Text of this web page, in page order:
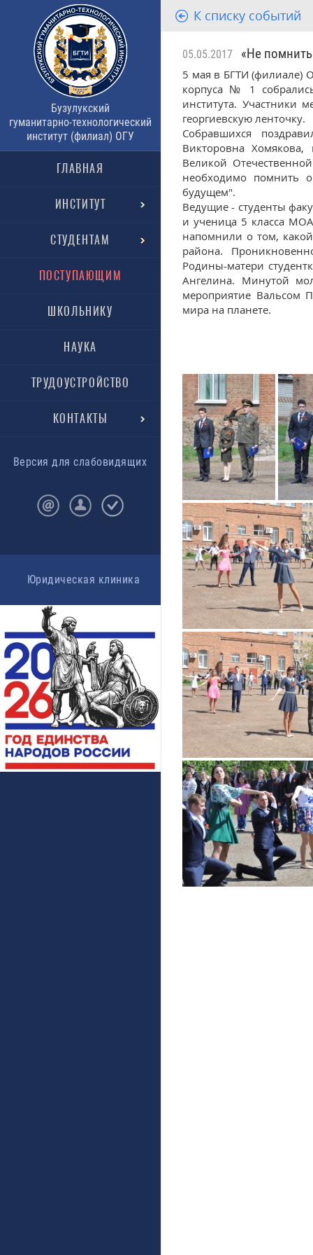
Бузулукский
гуманитарно-технологический
институт (филиал) ОГУ
ГЛАВНАЯ
ИНСТИТУТ
СТУДЕНТАМ
ПОСТУПАЮЩИМ
ШКОЛЬНИКУ
НАУКА
ТРУДОУСТРОЙСТВО
КОНТАКТЫ
Версия для слабовидящих
Юридическая клиника
К списку событий
05.05.2017 «Не
5 мая в БГТИ (филиале)
корпуса № 1
института. Участники
георгиевскую ленточку.
Собравшихся
Викторовна
Великой
необходимо помнить
будущем".
Ведущие - студенты
и ученица 5 класса
напомнили о том,
района.
Родины-матери
Ангелина. Минутой
мероприятие Вальсом
мира на планете.